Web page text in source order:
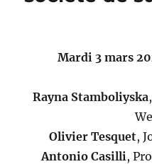
Mardi 3 mars
Rayna Stamboliyska
Olivier Tesquet,
Antonio Casilli ,